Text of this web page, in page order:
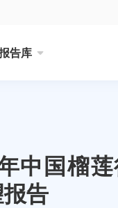
告库
中国榴莲
告